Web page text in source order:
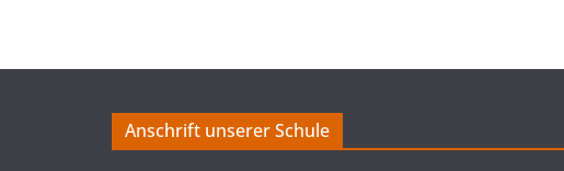
Anschrift unserer Schule